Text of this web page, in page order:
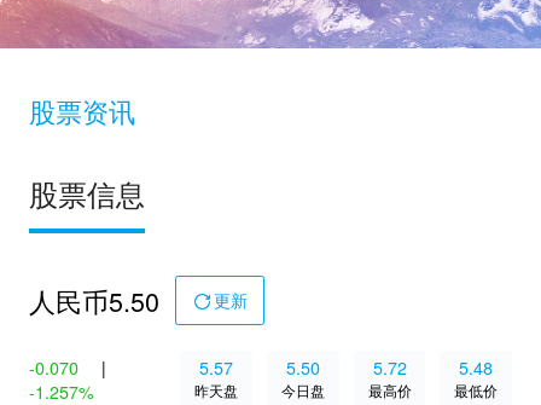
股票资讯
股票信息
人民币5.50 更新
-0.070
-1.257%
| 5.57
昨天盘
5.50
今日盘
5.72
最高价
5.48
最低价